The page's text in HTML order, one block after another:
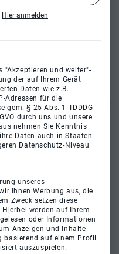
Hier anmelden
"Akzeptieren und weiter"-
der auf Ihrem Gerät
Daten wie z.B.
Adressen für die
gem. § 25 Abs. 1 TDDDG
durch uns und unsere
nehmen Sie Kenntnis
Daten auch in Staaten
Datenschutz-Niveau
unseres
Ihnen Werbung aus, die
Zweck setzen diese
werden auf Ihrem
oder Informationen
Anzeigen und Inhalte
basierend auf einem Profil
auszuspielen.